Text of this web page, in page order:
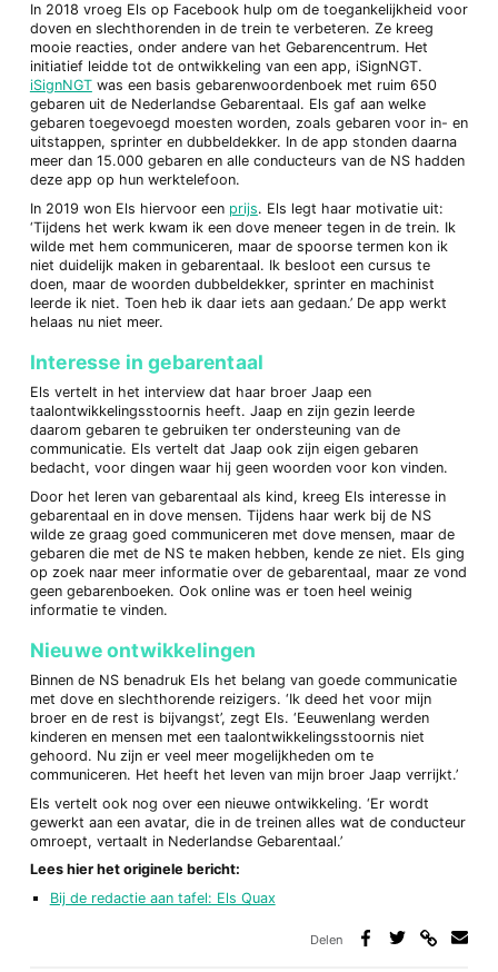
In 2018 vroeg Els op Facebook hulp om de toegankelijkheid voor
doven en slechthorenden in de trein te verbeteren. Ze kreeg
mooie reacties, onder andere van het Gebarencentrum. Het
initiatief leidde tot de ontwikkeling van een app, iSignNGT.
iSignNGTwas een basis gebarenwoordenboek met ruim 650
gebaren uit de Nederlandse Gebarentaal. Els gaf aan welke
gebaren toegevoegd moesten worden, zoals gebaren voor in- en
uitstappen, sprinter en dubbeldekker. In de app stonden daarna
meer dan 15.000 gebaren en alle conducteurs van de NS hadden
deze app op hun werktelefoon.
In 2019 won Els hiervoor een prijs. Els legt haar motivatie uit:
‘Tijdens het werk kwam ik een dove meneer tegen in de trein. Ik
wilde met hem communiceren, maar de spoorse termen kon ik
niet duidelijk maken in gebarentaal. Ik besloot een cursus te
doen, maar de woorden dubbeldekker, sprinter en machinist
leerde ik niet. Toen heb ik daar iets aan gedaan.’ De app werkt
helaas nu niet meer.
Interesse in gebarentaal
Els vertelt in het interview dat haar broer Jaap een
taalontwikkelingsstoornis heeft. Jaap en zijn gezin leerde
daarom gebaren te gebruiken ter ondersteuning van de
communicatie. Els vertelt dat Jaap ook zijn eigen gebaren
bedacht, voor dingen waar hij geen woorden voor kon vinden.
Door het leren van gebarentaal als kind, kreeg Els interesse in
gebarentaal en in dove mensen. Tijdens haar werk bij de NS
wilde ze graag goed communiceren met dove mensen, maar de
gebaren die met de NS te maken hebben, kende ze niet. Els ging
op zoek naar meer informatie over de gebarentaal, maar ze vond
geen gebarenboeken. Ook online was er toen heel weinig
informatie te vinden.
Nieuwe ontwikkelingen
Binnen de NS benadruk Els het belang van goede communicatie
met dove en slechthorende reizigers. ‘Ik deed het voor mijn
broer en de rest is bijvangst’, zegt Els. ‘Eeuwenlang werden
kinderen en mensen met een taalontwikkelingsstoornis niet
gehoord. Nu zijn er veel meer mogelijkheden om te
communiceren. Het heeft het leven van mijn broer Jaap verrijkt.’
Els vertelt ook nog over een nieuwe ontwikkeling. ‘Er wordt
gewerkt aan een avatar, die in de treinen alles wat de conducteur
omroept, vertaalt in Nederlandse Gebarentaal.’
Lees hier het originele bericht:
Bij de redactie aan tafel: Els Quax
Delen